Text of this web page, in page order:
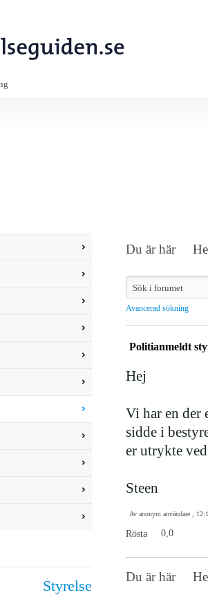
Styrelse
Du är här
Avancerad sökning
Politianmeldt
Hej
Vi har en der
sidde i
er utrykte
Steen
Av anonym användare ,
Rösta 0,0
Du är här